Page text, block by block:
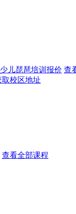
儿琵琶培训报价 查
取校区地址
查看全部课程